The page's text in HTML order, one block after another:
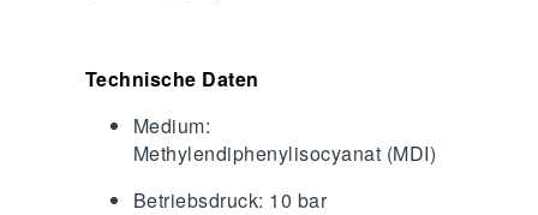
Technische Daten
Medium:
Methylendiphenylisocyanat (MDI)
Betriebsdruck: 10 bar